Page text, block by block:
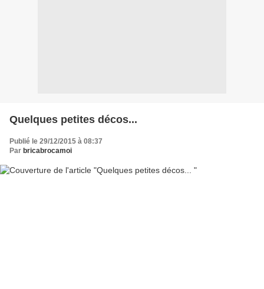
Quelques petites décos...
Publié le 29/12/2015 à 08:37
Par bricabrocamoi